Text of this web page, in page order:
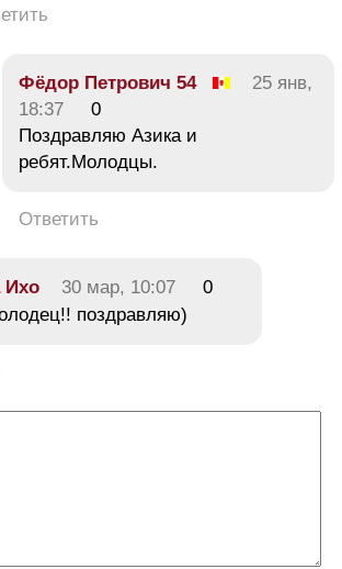
Фёдор Петрович 54
25 янв,
18:37
0
Поздравляю Азика и
ребят.Молодцы.
Ответить
Ихо 30 мар, 10:07
0
поздравляю)